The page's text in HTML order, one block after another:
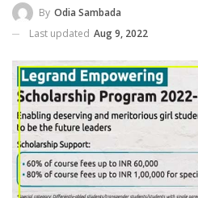
By Odia Sambada
Last updated Aug 9, 2022